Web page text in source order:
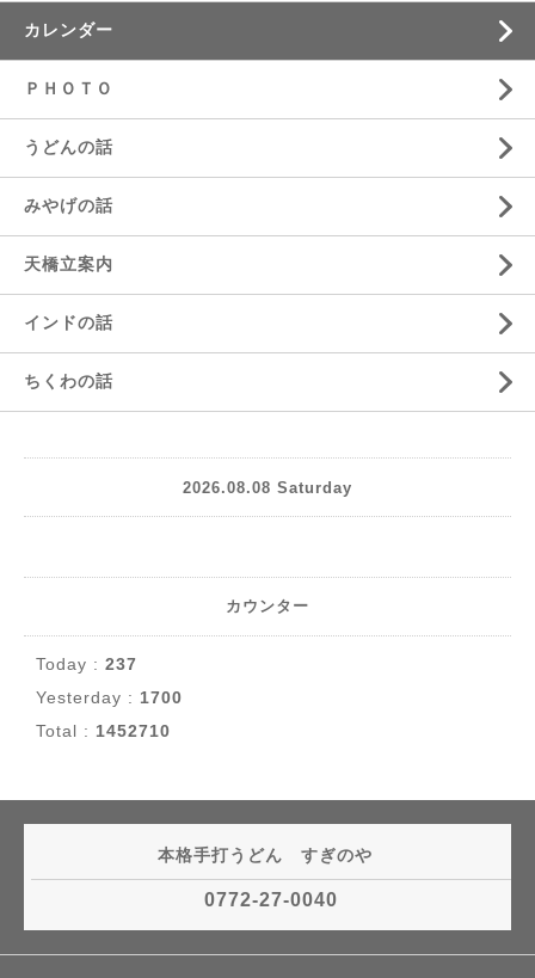
カレンダー
ＰＨＯＴＯ
うどんの話
みやげの話
天橋立案内
インドの話
ちくわの話
2026.08.08 Saturday
カウンター
Today : 237
Yesterday : 1700
Total : 1452710
本格手打うどん すぎのや
0772-27-0040